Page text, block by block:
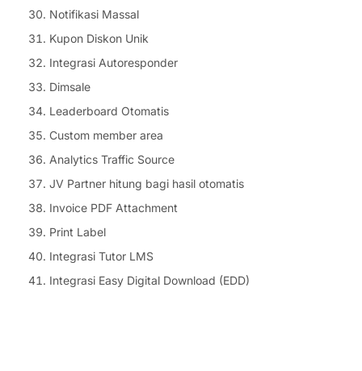
Notifikasi Massal
Kupon Diskon Unik
Integrasi Autoresponder
Dimsale
Leaderboard Otomatis
Custom member area
Analytics Traffic Source
JV Partner hitung bagi hasil otomatis
Invoice PDF Attachment
Print Label
Integrasi Tutor LMS
Integrasi Easy Digital Download (EDD)